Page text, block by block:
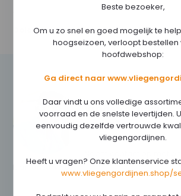
Delen
Vragen of advies
nodig?
klantenservice.
Beste bezoeker,
Om u zo snel en goed mogelijk te
hoogseizoen, verloopt bestellen
hoofdwebshop:
Ga direct naar
Daar vindt u ons volledige
voorraad en de snelste levertijden.
eenvoudig dezelfde vertrouwde
vliegengordijnen.
Heeft u vragen? Onze klantenservice
www.vliegengordijnen.shop/